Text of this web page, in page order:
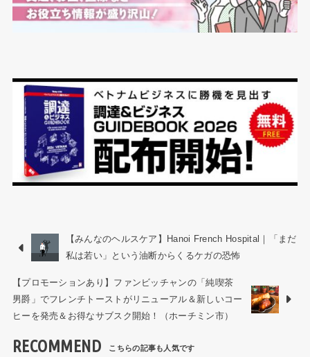
【みんなのヘルスケア】Hanoi French Hospital｜「まだ
私は若い」という油断からくるケガの恐怖
【プロモーションあり】ファンビッチャンの「純喫茶
男爵」でフレンチトーストがリニューアル＆新しいコー
ヒーを発売＆お得なサブスク開始！（ホーチミン市）
RECOMMEND